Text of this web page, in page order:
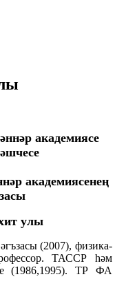
академиясе
академиясенең
улы
(2007), физика-
ТАССР һәм
(1986,1995). ТР ФА